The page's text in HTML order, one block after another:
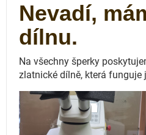
Nevadí,
dílnu.
Na všechny šperky
zlatnické dílně, která funguje